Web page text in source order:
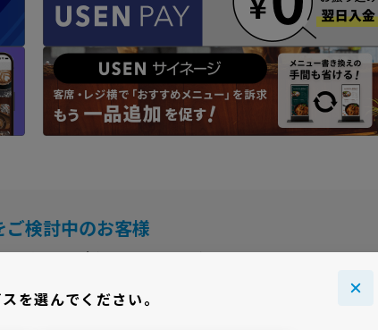
ご検討中のお客様
ビスをご利用ですか ／
を選んでください。